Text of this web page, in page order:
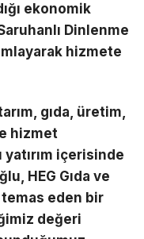
ekonomik
Dinlenme
hizmete
gıda, üretim,
hizmet
içerisinde
HEG Gıda ve
eden bir
değeri